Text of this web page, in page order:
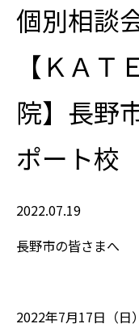
個別相談
【ＫＡ
院】長野
ポート校
2022.07.19
長野市の皆さまへ
2022年7月17日（日